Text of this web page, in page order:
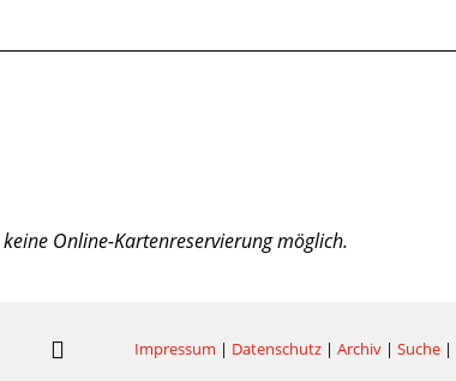
Online-Kartenreservierung möglich.
Impressum | Datenschutz |Archiv |Suche |